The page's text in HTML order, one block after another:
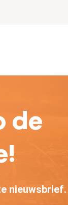
de
nieuwsbrief.